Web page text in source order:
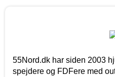
55Nord.dk har siden 2003
spejdere og FDFere med